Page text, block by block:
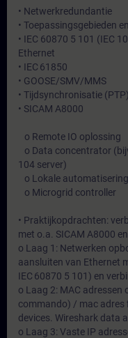
• Netwerkredundantie
• Toepassingsgebieden
• IEC 60870 5 101 (IEC
Ethernet
• IEC 61850
• GOOSE/SMV/MMS
• Tijdsynchronisatie (PTP)
• SICAM A8000
o Remote IO oplossing
o Data concentrator
104 server)
o Lokale
o Microgrid controller
• Praktijkopdrachten:
met o.a. SICAM A8000 en
o Laag 1: Netwerken
aansluiten van Ethernet
IEC 60870 5 101) en
o Laag 2: MAC adressen
commando) / mac adres
devices. Wireshark data
o Laag 3: Vaste IP